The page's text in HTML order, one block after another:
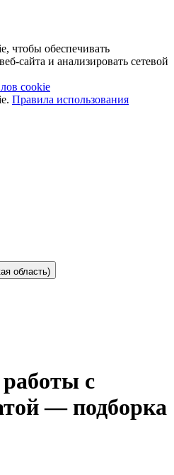
чтобы обеспечивать
сайта и анализировать сетевой
cookie
Правила использования
область)
с
— подборка